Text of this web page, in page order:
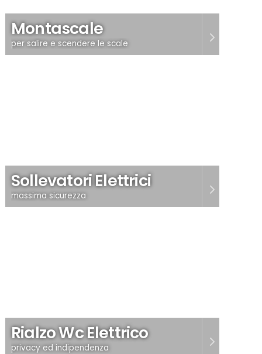
Montascale
per salire e scendere le scale
Sollevatori Elettrici
massima sicurezza
Rialzo Wc Elettrico
privacy ed indipendenza